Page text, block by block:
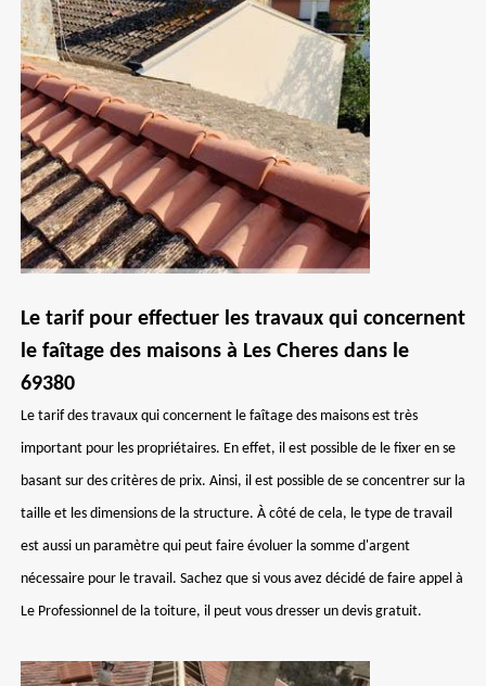
Le tarif pour effectuer les travaux qui concernent
le faîtage des maisons à Les Cheres dans le
69380
Le tarif des travaux qui concernent le faîtage des maisons est très
important pour les propriétaires. En effet, il est possible de le fixer en se
basant sur des critères de prix. Ainsi, il est possible de se concentrer sur la
taille et les dimensions de la structure. À côté de cela, le type de travail
est aussi un paramètre qui peut faire évoluer la somme d'argent
nécessaire pour le travail. Sachez que si vous avez décidé de faire appel à
Le Professionnel de la toiture, il peut vous dresser un devis gratuit.